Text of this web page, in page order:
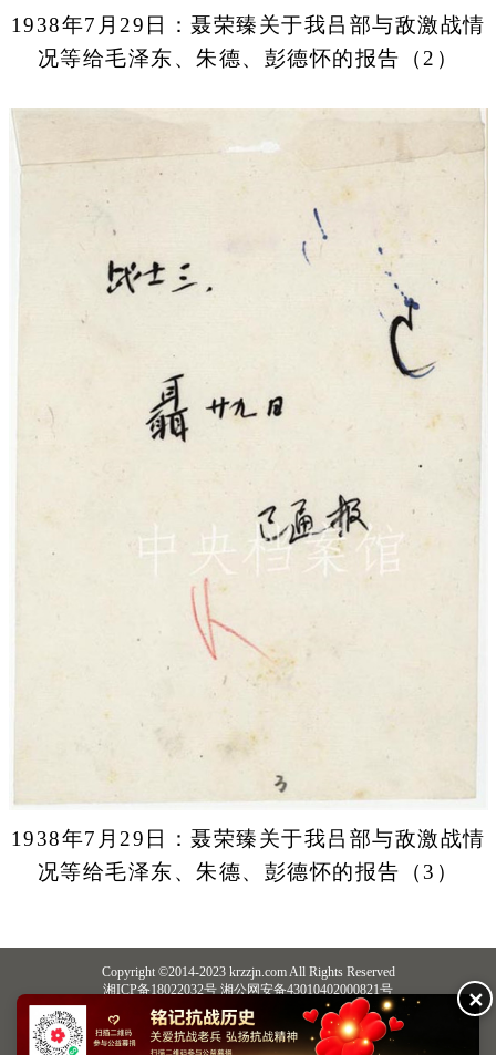
1938年7月29日：聂荣臻关于我吕部与敌激战情
况等给毛泽东、朱德、彭德怀的报告（2）
1938年7月29日：聂荣臻关于我吕部与敌激战情
况等给毛泽东、朱德、彭德怀的报告（3）
Copyright ©2014-2023 krzzjn.com All Rights Reserved
湘ICP备18022032号 湘公网安备43010402000821号
中央网信办违法和不良信息举报中心
长沙市互联网违法和不良信息举报中心
不良信息举报电话：0731-85531328 19198230121（微信同号）
纠错电话：18182129125 15116420702
✕